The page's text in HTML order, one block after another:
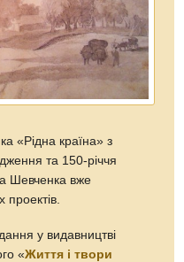
«Рідна країна» з
та 150-річчя
Шевченка вже
проектів.
у видавництві
«Життя і твори